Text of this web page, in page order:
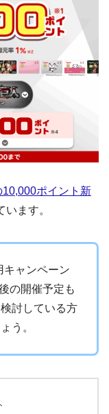
ポイント新
います。
キャンペーン
の開催予定も
討している方
う。